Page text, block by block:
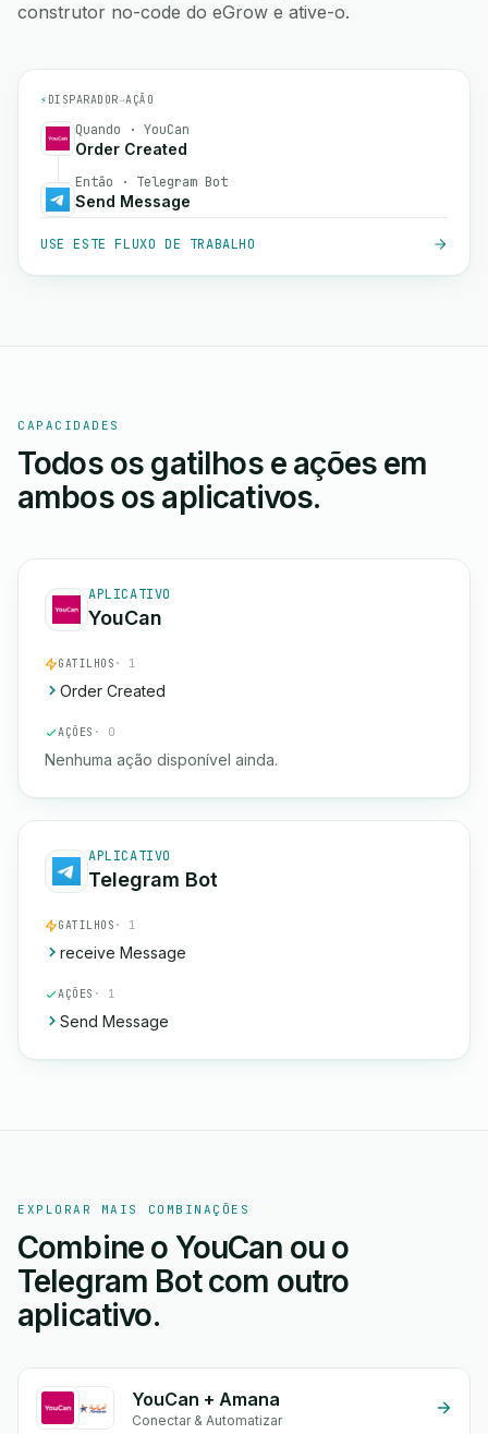
construtor no-code do eGrow e ative-o.
⚡ DISPARADOR→AÇÃO
Quando · YouCan
Order Created
Então · Telegram Bot
Send Message
USE ESTE FLUXO DE TRABALHO
CAPACIDADES
Todos os gatilhos e ações em
ambos os aplicativos.
APLICATIVO
YouCan
GATILHOS · 1
Order Created
AÇÕES · 0
Nenhuma ação disponível ainda.
APLICATIVO
Telegram Bot
GATILHOS · 1
receive Message
AÇÕES · 1
Send Message
EXPLORAR MAIS COMBINAÇÕES
Combine o YouCan ou o
Telegram Bot com outro
aplicativo.
YouCan + Amana
Conectar & Automatizar